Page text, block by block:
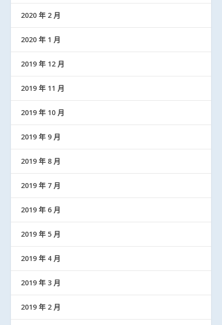
2020 年 2 月
2020 年 1 月
2019 年 12 月
2019 年 11 月
2019 年 10 月
2019 年 9 月
2019 年 8 月
2019 年 7 月
2019 年 6 月
2019 年 5 月
2019 年 4 月
2019 年 3 月
2019 年 2 月